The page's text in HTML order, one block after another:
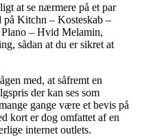
at se nærmere på et par
på Kitchn – Kosteskab –
– Hvid Melamin,
sådan at du er sikret at
med, at såfremt en
der kan ses som
gange være et bevis på
kort er dog omfattet af en
internet outlets.